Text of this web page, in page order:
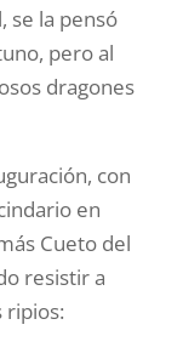
se la pensó
pero al
dragones
con
en
Cueto del
resistir a
ripios: